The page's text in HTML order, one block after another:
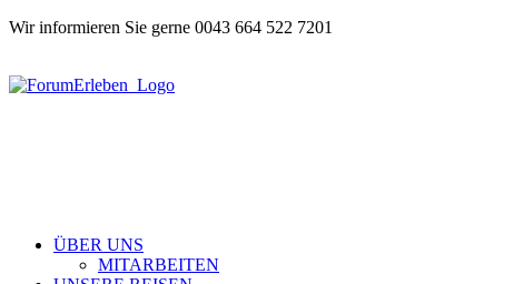
Wir informieren Sie gerne 0043 664 522 7201
ÜBER UNS
MITARBEITEN